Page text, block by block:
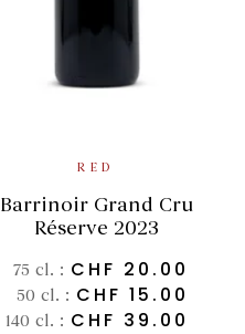
SELECT OPTIONS
RED
Barrinoir Grand Cru
Réserve 2023
75 cl. : CHF 20.00
50 cl. : CHF 15.00
140 cl. : CHF 39.00